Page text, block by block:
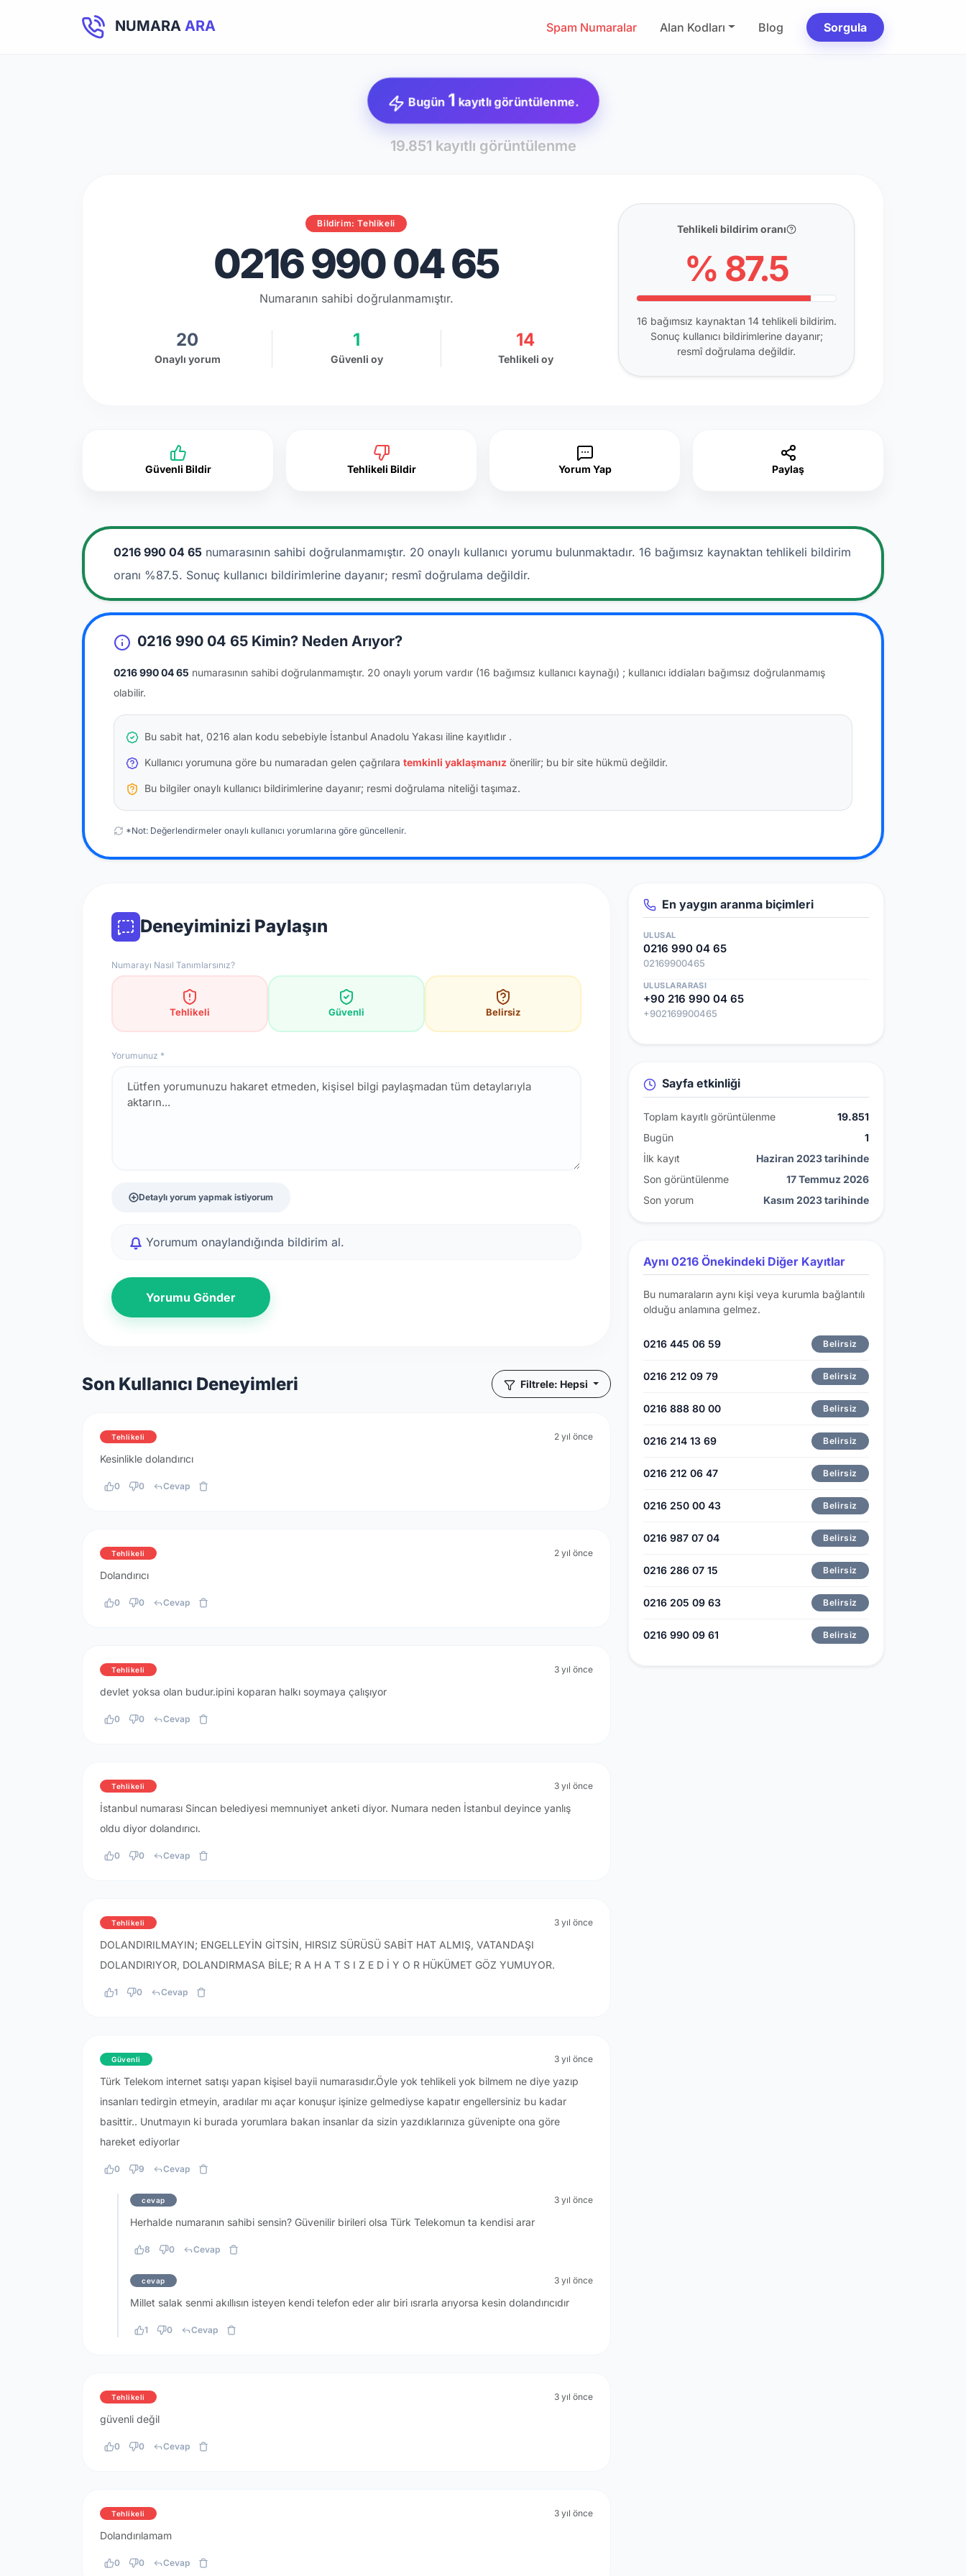
NUMARA ARA Spam Numaralar Alan Kodları Blog Sorgula
Bugün 1 kayıtlı görüntülenme.
19.851 kayıtlı görüntülenme
Bildirim: Tehlikeli
0216 990 04 65
Numaranın sahibi doğrulanmamıştır.
20
Onaylı yorum
1
Güvenli oy
14
Tehlikeli oy
Tehlikeli bildirim oranı
% 87.5
16 bağımsız kaynaktan 14 tehlikeli bildirim.
Sonuç kullanıcı bildirimlerine dayanır;
resmî doğrulama değildir.
Güvenli Bildir Tehlikeli Bildir Yorum Yap Paylaş
0216 990 04 65 numarasının sahibi doğrulanmamıştır. 20 onaylı kullanıcı yorumu bulunmaktadır. 16 bağımsız kaynaktan tehlikeli bildirim
oranı %87.5. Sonuç kullanıcı bildirimlerine dayanır; resmî doğrulama değildir.
0216 990 04 65 Kimin? Neden Arıyor?
0216 990 04 65 numarasının sahibi doğrulanmamıştır. 20 onaylı yorum vardır (16 bağımsız kullanıcı kaynağı) ; kullanıcı iddiaları bağımsız doğrulanmamış
olabilir.
Bu sabit hat, 0216 alan kodu sebebiyle İstanbul Anadolu Yakası iline kayıtlıdır .
Kullanıcı yorumuna göre bu numaradan gelen çağrılara temkinli yaklaşmanız önerilir; bu bir site hükmü değildir.
Bu bilgiler onaylı kullanıcı bildirimlerine dayanır; resmi doğrulama niteliği taşımaz.
*Not: Değerlendirmeler onaylı kullanıcı yorumlarına göre güncellenir.
Deneyiminizi Paylaşın
Numarayı Nasıl Tanımlarsınız?
Tehlikeli Güvenli Belirsiz
Yorumunuz *
Detaylı yorum yapmak istiyorum
Yorumum onaylandığında bildirim al.
Yorumu Gönder
Son Kullanıcı Deneyimleri Filtrele: Hepsi
Tehlikeli 2 yıl önce
Kesinlikle dolandırıcı
0 0 Cevap
Tehlikeli 2 yıl önce
Dolandırıcı
0 0 Cevap
Tehlikeli 3 yıl önce
devlet yoksa olan budur.ipini koparan halkı soymaya çalışıyor
0 0 Cevap
Tehlikeli 3 yıl önce
İstanbul numarası Sincan belediyesi memnuniyet anketi diyor. Numara neden İstanbul deyince yanlış
oldu diyor dolandırıcı.
0 0 Cevap
Tehlikeli 3 yıl önce
DOLANDIRILMAYIN; ENGELLEYİN GİTSİN, HIRSIZ SÜRÜSÜ SABİT HAT ALMIŞ, VATANDAŞI
DOLANDIRIYOR, DOLANDIRMASA BİLE; R A H A T S I Z E D İ Y O R HÜKÜMET GÖZ YUMUYOR.
1 0 Cevap
Güvenli 3 yıl önce
Türk Telekom internet satışı yapan kişisel bayii numarasıdır.Öyle yok tehlikeli yok bilmem ne diye yazıp
insanları tedirgin etmeyin, aradılar mı açar konuşur işinize gelmediyse kapatır engellersiniz bu kadar
basittir.. Unutmayın ki burada yorumlara bakan insanlar da sizin yazdıklarınıza güvenipte ona göre
hareket ediyorlar
0 9 Cevap
cevap 3 yıl önce
Herhalde numaranın sahibi sensin? Güvenilir birileri olsa Türk Telekomun ta kendisi arar
8 0 Cevap
cevap 3 yıl önce
Millet salak senmi akıllısın isteyen kendi telefon eder alır biri ısrarla arıyorsa kesin dolandırıcıdır
1 0 Cevap
Tehlikeli 3 yıl önce
güvenli değil
0 0 Cevap
Tehlikeli 3 yıl önce
Dolandırılamam
0 0 Cevap
En yaygın aranma biçimleri
ULUSAL
0216 990 04 65
02169900465
ULUSLARARASI
+90 216 990 04 65
+902169900465
Sayfa etkinliği
Toplam kayıtlı görüntülenme
19.851
Bugün
1
İlk kayıt
Haziran 2023 tarihinde
Son görüntülenme
17 Temmuz 2026
Son yorum
Kasım 2023 tarihinde
Aynı 0216 Önekindeki Diğer Kayıtlar
Bu numaraların aynı kişi veya kurumla bağlantılı
olduğu anlamına gelmez.
0216 445 06 59 Belirsiz
0216 212 09 79 Belirsiz
0216 888 80 00 Belirsiz
0216 214 13 69 Belirsiz
0216 212 06 47 Belirsiz
0216 250 00 43 Belirsiz
0216 987 07 04 Belirsiz
0216 286 07 15 Belirsiz
0216 205 09 63 Belirsiz
0216 990 09 61 Belirsiz